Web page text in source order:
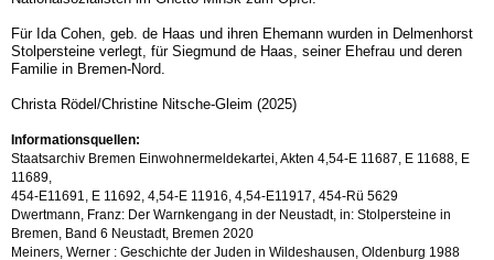
Für Ida Cohen, geb. de Haas und ihren Ehemann wurden in Delmenhorst
Stolpersteine verlegt, für Siegmund de Haas, seiner Ehefrau und deren
Familie in Bremen-Nord.
Christa Rödel/Christine Nitsche-Gleim (2025)
Informationsquellen:
Staatsarchiv Bremen Einwohnermeldekartei, Akten 4,54-E 11687, E 11688, E
11689,
454-E11691, E 11692, 4,54-E 11916, 4,54-E11917, 454-Rü 5629
Dwertmann, Franz: Der Warnkengang in der Neustadt, in: Stolpersteine in
Bremen, Band 6 Neustadt, Bremen 2020
Meiners, Werner : Geschichte der Juden in Wildeshausen, Oldenburg 1988